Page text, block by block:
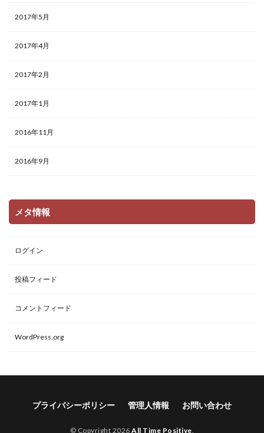
2017年5月
2017年4月
2017年2月
2017年1月
2016年11月
2016年9月
メタ情報
ログイン
投稿フィード
コメントフィード
WordPress.org
プライバシーポリシー 管理人情報 お問い合わせ
© Copyright 2026All Time Positive.